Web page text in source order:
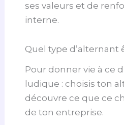
ses valeurs et de
interne.
Quel type d’alternant
Pour donner vie à ce
ludique : choisis ton
découvre ce que ce
de ton entreprise.